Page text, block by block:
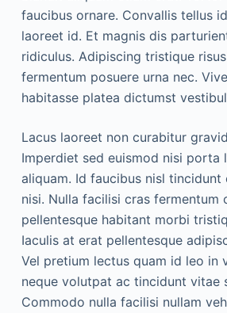
faucibus ornare. Convallis tellus
laoreet id. Et magnis dis
ridiculus. Adipiscing tristique
fermentum posuere urna nec.
habitasse platea dictumst
Lacus laoreet non curabitur
Imperdiet sed euismod nisi porta
aliquam. Id faucibus nisl tincidunt
nisi. Nulla facilisi cras fermentum
pellentesque habitant morbi
Iaculis at erat pellentesque
Vel pretium lectus quam id leo in
neque volutpat ac tincidunt vitae
Commodo nulla facilisi nullam